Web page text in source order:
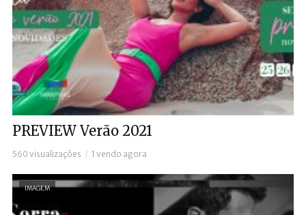
PREVIEW Verão 2021
560 visualizações 1 vendo agora
IMAGEM